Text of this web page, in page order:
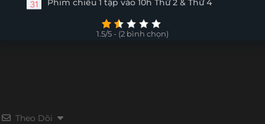
Phim chiếu 1 tập vào 10h Thứ 2 & Thứ 4
1.5/5 - (2 bình chọn)
Theo Dõi